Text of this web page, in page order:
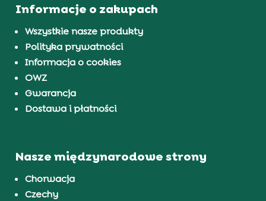
Informacje o zakupach
Wszystkie nasze produkty
Polityka prywatności
Informacja o cookies
OWZ
Gwarancja
Dostawa i płatności
Nasze międzynarodowe strony
Chorwacja
Czechy